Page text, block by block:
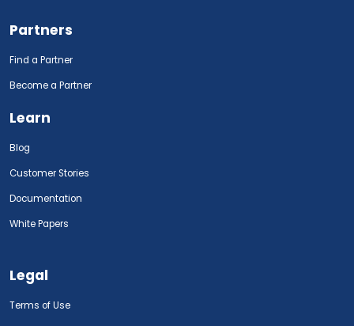
Partners
Find a Partner
Become a Partner
Learn
Blog
Customer Stories
Documentation
White Papers
Legal
Terms of Use